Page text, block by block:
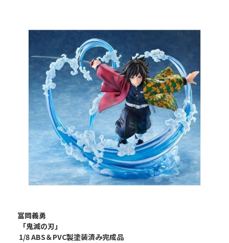
冨岡義勇
「鬼滅の刃」
1/8 ABS＆PVC製塗装済み完成品